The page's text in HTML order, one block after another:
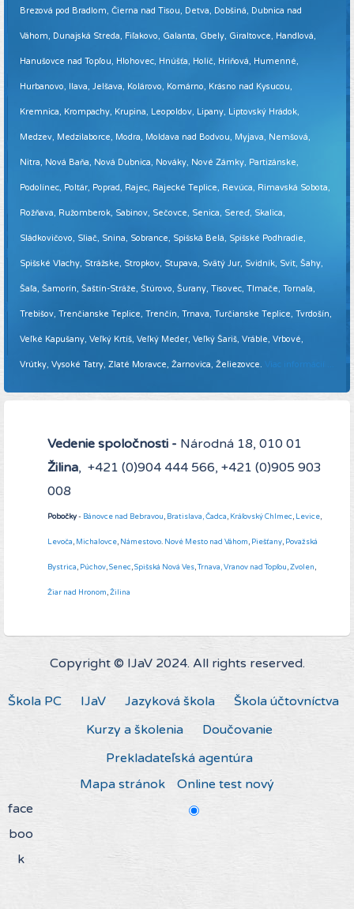
Brezová pod Bradlom, Čierna nad Tisou, Detva, Dobšiná, Dubnica nad
Váhom, Dunajská Streda, Fiľakovo, Galanta, Gbely, Giraltovce, Handlová,
Hanušovce nad Topľou, Hlohovec, Hnúšťa, Holíč, Hriňová, Humenné,
Hurbanovo, Ilava, Jelšava, Kolárovo, Komárno, Krásno nad Kysucou,
Kremnica, Krompachy, Krupina, Leopoldov, Lipany, Liptovský Hrádok,
Medzev, Medzilaborce, Modra, Moldava nad Bodvou, Myjava, Nemšová,
Nitra, Nová Baňa, Nová Dubnica, Nováky, Nové Zámky, Partizánske,
Podolínec, Poltár, Poprad, Rajec, Rajecké Teplice, Revúca, Rimavská Sobota,
Rožňava, Ružomberok, Sabinov, Sečovce, Senica, Sereď, Skalica,
Sládkovičovo, Sliač, Snina, Sobrance, Spišská Belá, Spišské Podhradie,
Spišské Vlachy, Strážske, Stropkov, Stupava, Svätý Jur, Svidník, Svit, Šahy,
Šaľa, Šamorín, Šaštín-Stráže, Štúrovo, Šurany, Tisovec, Tlmače, Tornaľa,
Trebišov, Trenčianske Teplice, Trenčín, Trnava, Turčianske Teplice, Tvrdošín,
Veľké Kapušany, Veľký Krtíš, Veľký Meder, Veľký Šariš, Vráble, Vrbové,
Vrútky, Vysoké Tatry, Zlaté Moravce, Žarnovica, Želiezovce. Viac informácií ...
Vedenie spoločnosti - Národná 18, 010 01
Žilina, +421 (0)904 444 566, +421 (0)905 903
008
Pobočky- Bánovce nad Bebravou, Bratislava,Čadca, Kráľovský Chlmec, Levice,
Levoča, Michalovce, Námestovo. Nové Mesto nad Váhom, Piešťany, Považská
Bystrica, Púchov,Senec,Spišská Nová Ves,Trnava,Vranov nad Topľou,Zvolen,
Žiar nad Hronom,Žilina
Copyright © IJaV 2024. All rights reserved.
Škola PC IJaV Jazyková škola
Škola účtovníctva
Kurzy a školenia
Doučovanie
Prekladateľská agentúra
Mapa stránok
Online test nový
face
boo
k